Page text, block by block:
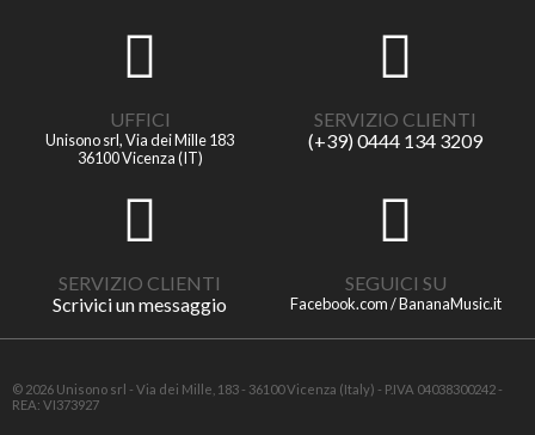
UFFICI
Unisono srl, Via dei Mille 183
36100 Vicenza (IT)
SERVIZIO CLIENTI
(+39) 0444 134 3209
SERVIZIO CLIENTI
Scrivici un messaggio
SEGUICI SU
Facebook.com / BananaMusic.it
© 2026 Unisono srl - Via dei Mille, 183 - 36100 Vicenza (Italy) - P.IVA 04038300242 -
REA: VI373927